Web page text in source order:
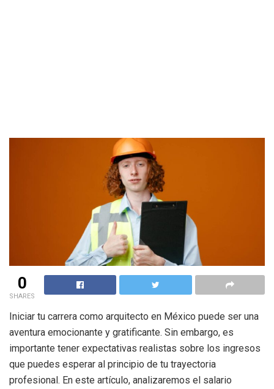
0
SHARES
Iniciar tu carrera como arquitecto en México puede ser una
aventura emocionante y gratificante. Sin embargo, es
importante tener expectativas realistas sobre los ingresos
que puedes esperar al principio de tu trayectoria
profesional. En este artículo, analizaremos el salario